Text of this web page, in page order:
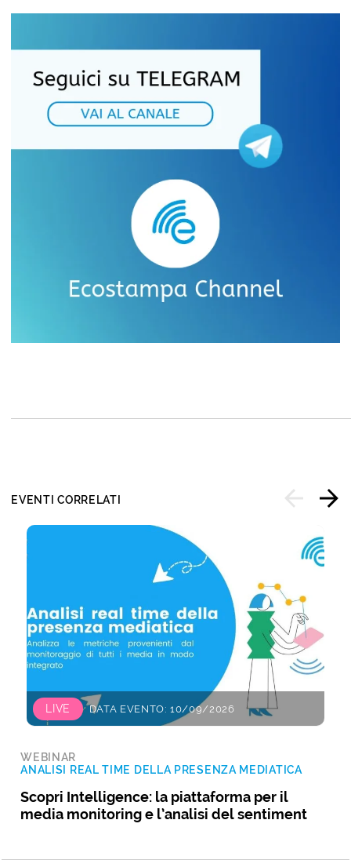
EVENTI CORRELATI
LIVE DATA EVENTO: 10/09/2026
WEBINAR
ANALISI REAL TIME DELLA PRESENZA MEDIATICA
Scopri Intelligence: la piattaforma per il
media monitoring e l’analisi del sentiment